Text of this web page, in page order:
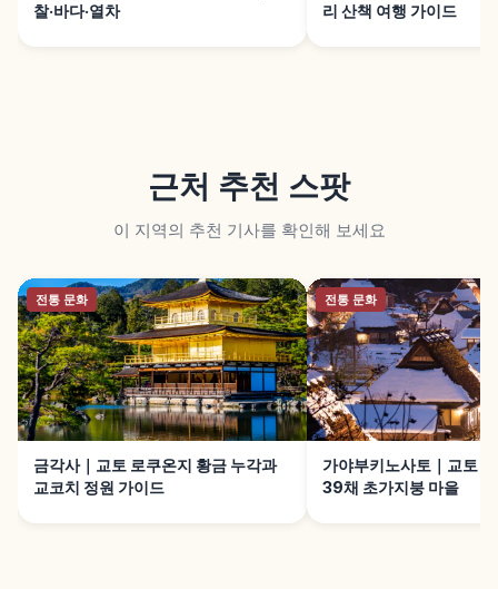
찰·바다·열차
리 산책 여행 가이드
근처 추천 스팟
이 지역의 추천 기사를 확인해 보세요
전통 문화
금각사｜교토 로쿠온지 황금 누각과
교코치 정원 가이드
전통 문화
가야부키노사토｜교토
39채 초가지붕 마을